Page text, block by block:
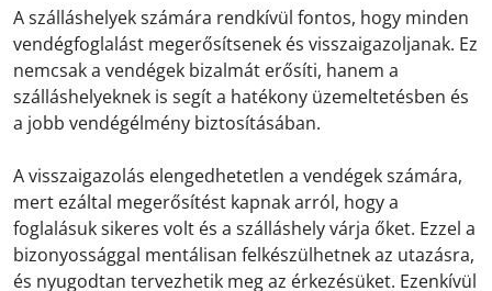
A szálláshelyek számára rendkívül fontos, hogy minden
vendégfoglalást megerősítsenek és visszaigazoljanak. Ez
nemcsak a vendégek bizalmát erősíti, hanem a
szálláshelyeknek is segít a hatékony üzemeltetésben és
a jobb vendégélmény biztosításában.
A visszaigazolás elengedhetetlen a vendégek számára,
mert ezáltal megerősítést kapnak arról, hogy a
foglalásuk sikeres volt és a szálláshely várja őket. Ezzel a
bizonyossággal mentálisan felkészülhetnek az utazásra,
és nyugodtan tervezhetik meg az érkezésüket. Ezenkívül